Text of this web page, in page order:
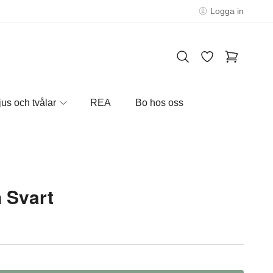
Logga in
och tvålar REA Bo hos oss
Svart